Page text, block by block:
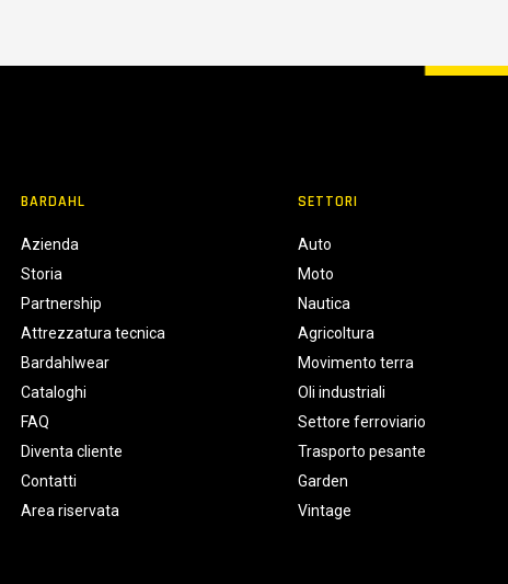
BARDAHL
Azienda
Storia
Partnership
Attrezzatura tecnica
Bardahlwear
Cataloghi
FAQ
Diventa cliente
Contatti
Area riservata
SETTORI
Auto
Moto
Nautica
Agricoltura
Movimento terra
Oli industriali
Settore ferroviario
Trasporto pesante
Garden
Vintage